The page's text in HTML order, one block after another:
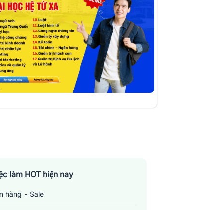
làm HOT hiện nay
hàng - Sale